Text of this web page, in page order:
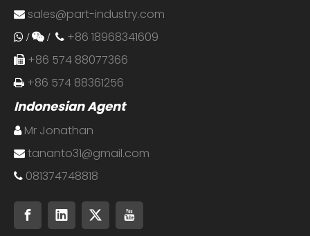
 sales@part-industry.com
 / /  +86 18968341609
 +86 574 88077366
 +86 574 88361256
Indonesian Agent
 Mr Jonathan
 tananto31@gmail.com
 081374748818